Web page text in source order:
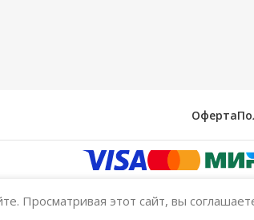
Оферта
Просматривая этот сайт, вы